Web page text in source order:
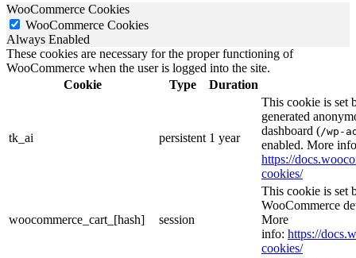
WooCommerce Cookies
WooCommerce Cookies
Always Enabled
These cookies are necessary for the proper functioning of
WooCommerce when the user is logged into the site.
Cookie
Type Duration
tk_ai persistent 1 year
This cookie is set
generated
dashboard (/wp-
enabled. More
https://
cookies/
woocommerce_cart_[hash] session
This cookie is set
WooCommerce
More
info: https://
cookies/